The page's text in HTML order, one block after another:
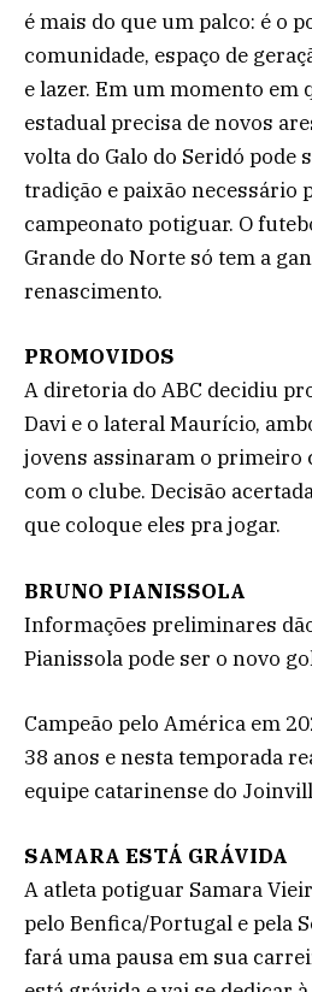
é mais do que um palco: é o
comunidade, espaço de
e lazer. Em um momento em
estadual precisa de novos
volta do Galo do Seridó pode
tradição e paixão necessário
campeonato potiguar. O
Grande do Norte só tem a
renascimento.
PROMOVIDOS
A diretoria do ABC decidiu
Davi e o lateral Maurício,
jovens assinaram o
com o clube. Decisão
que coloque eles pra jogar.
BRUNO PIANISSOLA
Informações preliminares
Pianissola pode ser o novo
Campeão pelo América em
38 anos e nesta temporada
equipe catarinense do
SAMARA ESTÁ GRÁVIDA
A atleta potiguar Samara
pelo Benfica/Portugal e pela
fará uma pausa em sua